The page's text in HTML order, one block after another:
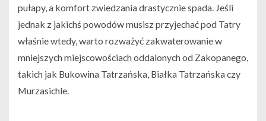
pułapy, a komfort zwiedzania drastycznie spada. Jeśli
jednak z jakichś powodów musisz przyjechać pod Tatry
właśnie wtedy, warto rozważyć zakwaterowanie w
mniejszych miejscowościach oddalonych od Zakopanego,
takich jak Bukowina Tatrzańska, Białka Tatrzańska czy
Murzasichle.